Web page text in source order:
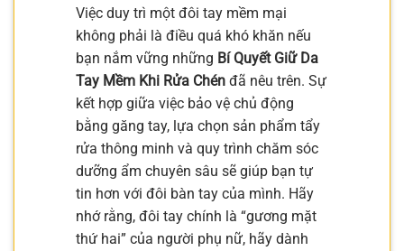
Việc duy trì một đôi tay mềm mại
không phải là điều quá khó khăn nếu
bạn nắm vững những Bí Quyết Giữ Da
Tay Mềm Khi Rửa Chén đã nêu trên. Sự
kết hợp giữa việc bảo vệ chủ động
bằng găng tay, lựa chọn sản phẩm tẩy
rửa thông minh và quy trình chăm sóc
dưỡng ẩm chuyên sâu sẽ giúp bạn tự
tin hơn với đôi bàn tay của mình. Hãy
nhớ rằng, đôi tay chính là “gương mặt
thứ hai” của người phụ nữ, hãy dành